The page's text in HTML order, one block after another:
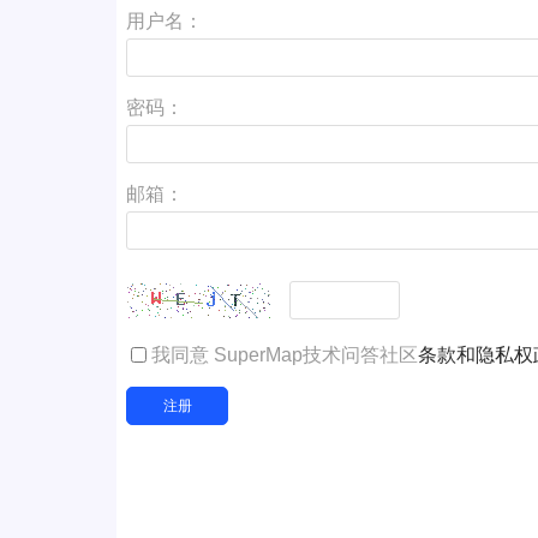
用户名：
密码：
邮箱：
我同意 SuperMap技术问答社区条款和隐私权